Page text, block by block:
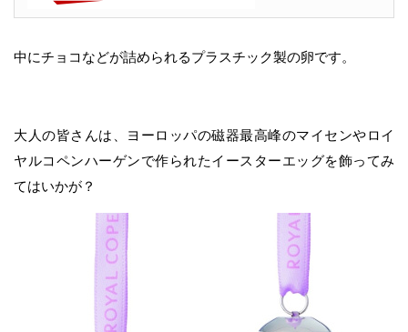
中にチョコなどが詰められるプラスチック製の卵です。
大人の皆さんは、ヨーロッパの磁器最高峰のマイセンやロイ
ヤルコペンハーゲンで作られたイースターエッグを飾ってみ
てはいかが？